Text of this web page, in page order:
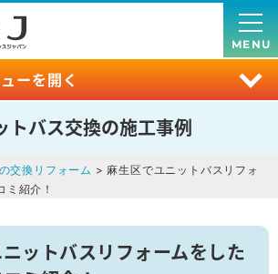
ーを開く
MENU
トバス交換の施工事例
交換リフォーム > 麻生区でユニットバスリフォ
ミ紹介！
ットバスリフォームをした